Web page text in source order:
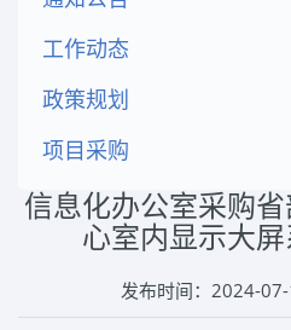
工作动态
政策规划
项目采购
信息化办公室采购
心室内显示大
发布时间：2024-07-